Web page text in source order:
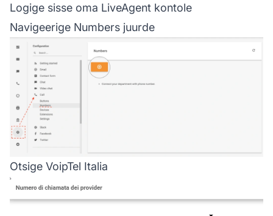
Logige sisse oma LiveAgent kontole
Navigeerige Numbers juurde
Otsige VoipTel Italia